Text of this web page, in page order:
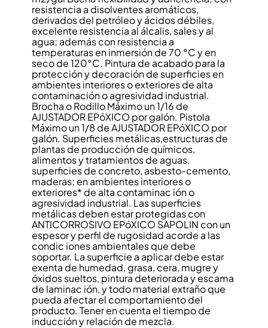
resistencia a disolventes aromáticos,
derivados del petróleo y ácidos débiles,
excelente resistencia al álcalis, sales y al
agua; además con resistencia a
temperaturas en inmersión de 70 °C y en
seco de 120°C. Pintura de acabado para la
protección y decoración de superficies en
ambientes interiores o exteriores de alta
contaminación o agresividad industrial.
Brocha o Rodillo Máximo un 1/16 de
AJUSTADOR EPóXICO por galón. Pistola
Máximo un 1/8 de AJUSTADOR EPóXICO por
galón. Superficies metálicas,estructuras de
plantas de producción de químicos,
alimentos y tratamientos de aguas,
superficies de concreto, asbesto-cemento,
maderas; en ambientes interiores o
exteriores* de alta contaminac ión o
agresividad industrial. Las superficies
metálicas deben estar protegidas con
ANTICORROSIVO EPóXICO SAPOLIN con un
espesor y perfil de rugosidad acorde a las
condic iones ambientales que debe
soportar. La superficie a aplicar debe estar
exenta de humedad, grasa, cera, mugre y
óxidos sueltos, pintura deteriorada y escama
de laminac ión, y todo material extraño que
pueda afectar el comportamiento del
producto. Tener en cuenta el tiempo de
inducción y relación de mezcla.